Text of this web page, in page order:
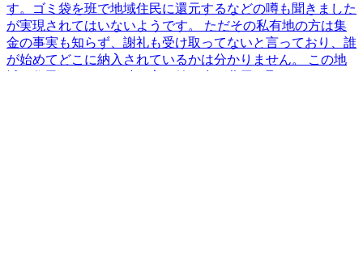
す。ゴミ袋を班で地域住民に還元するなどの噂も聞きました
が実現されてはいないようです。 ただその私有地の方は集
金の事実も知らず、謝礼も受け取ってないと言っており、誰
が始めてどこに納入されているかは分かりません。 この地